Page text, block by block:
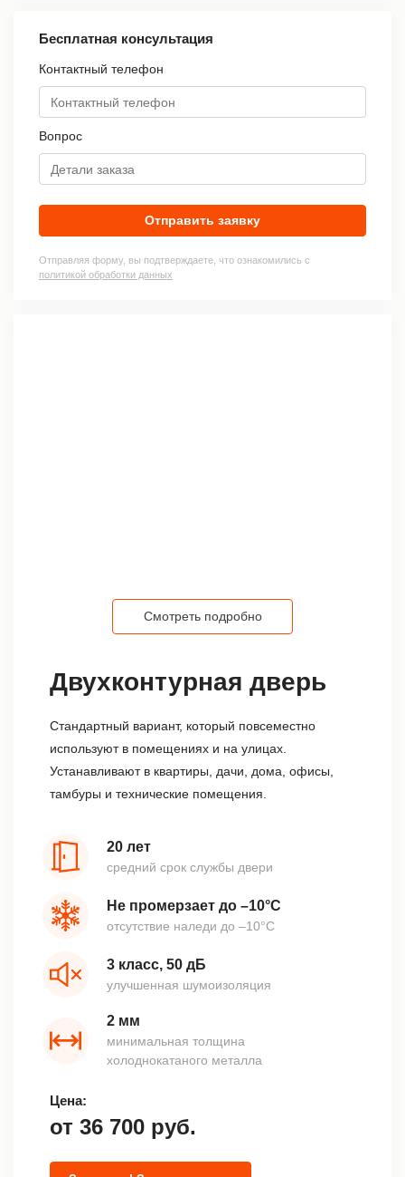
Бесплатная консультация
Контактный телефон
Вопрос
Отправить заявку
Отправляя форму, вы подтверждаете, что ознакомились с
политикой обработки данных
Двухконтурная дверь
Стандартный вариант, который повсеместно
используют в помещениях и на улицах.
Устанавливают в квартиры, дачи, дома, офисы,
тамбуры и технические помещения.
20 лет
средний срок службы двери
Не промерзает до –10°С
отсутствие наледи до –10°С
3 класс, 50 дБ
улучшенная шумоизоляция
2 мм
минимальная толщина
холоднокатаного металла
Цена:
от 36 700 руб.
Смотреть подробно